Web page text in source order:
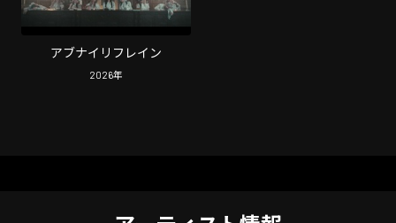
アブナイリフレイン
2026年